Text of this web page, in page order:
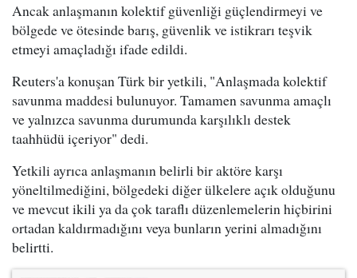
Ancak anlaşmanın kolektif güvenliği güçlendirmeyi ve
bölgede ve ötesinde barış, güvenlik ve istikrarı teşvik
etmeyi amaçladığı ifade edildi.
Reuters'a konuşan Türk bir yetkili, "Anlaşmada kolektif
savunma maddesi bulunuyor. Tamamen savunma amaçlı
ve yalnızca savunma durumunda karşılıklı destek
taahhüdü içeriyor" dedi.
Yetkili ayrıca anlaşmanın belirli bir aktöre karşı
yöneltilmediğini, bölgedeki diğer ülkelere açık olduğunu
ve mevcut ikili ya da çok taraflı düzenlemelerin hiçbirini
ortadan kaldırmadığını veya bunların yerini almadığını
belirtti.